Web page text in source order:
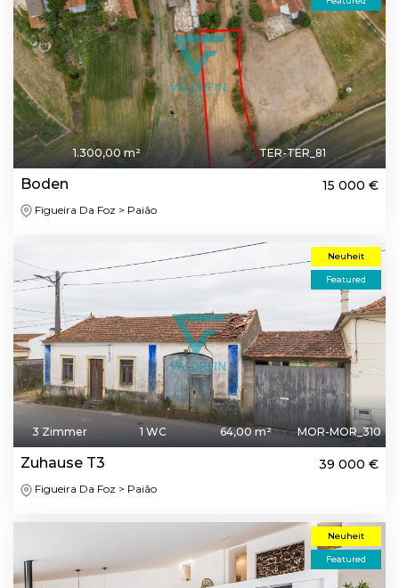
1.300,00 m² TER-TER_81
Boden 15 000 €
Figueira Da Foz > Paião
Neuheit
Featured
3 Zimmer 1 WC 64,00 m² MOR-MOR_310
Zuhause T3 39 000 €
Figueira Da Foz > Paião
Neuheit
Featured